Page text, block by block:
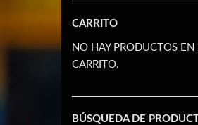
CARRITO
NO HAY PRODUCTOS EN
CARRITO.
BÚSQUEDA DE